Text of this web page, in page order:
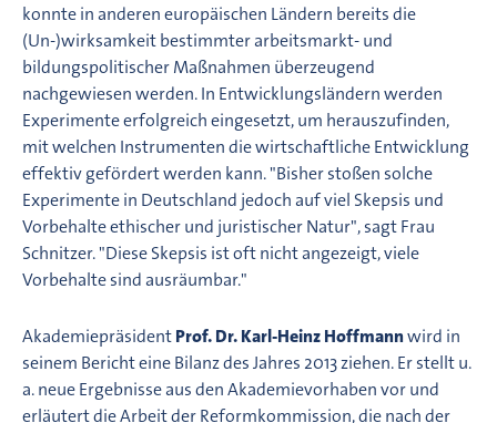
konnte in anderen europäischen Ländern bereits die
(Un-)wirksamkeit bestimmter arbeitsmarkt- und
bildungspolitischer Maßnahmen überzeugend
nachgewiesen werden. In Entwicklungsländern werden
Experimente erfolgreich eingesetzt, um herauszufinden,
mit welchen Instrumenten die wirtschaftliche Entwicklung
effektiv gefördert werden kann. "Bisher stoßen solche
Experimente in Deutschland jedoch auf viel Skepsis und
Vorbehalte ethischer und juristischer Natur", sagt Frau
Schnitzer. "Diese Skepsis ist oft nicht angezeigt, viele
Vorbehalte sind ausräumbar."
AkademiepräsidentProf. Dr. Karl-Heinz Hoffmannwird in
seinem Bericht eine Bilanz des Jahres 2013 ziehen. Er stellt u.
a. neue Ergebnisse aus den Akademievorhaben vor und
erläutert die Arbeit der Reformkommission, die nach der